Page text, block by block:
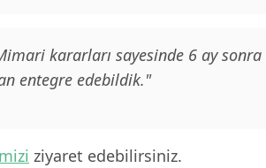
kararları sayesinde 6 ay
entegre edebildik."
ziyaret edebilirsiniz.